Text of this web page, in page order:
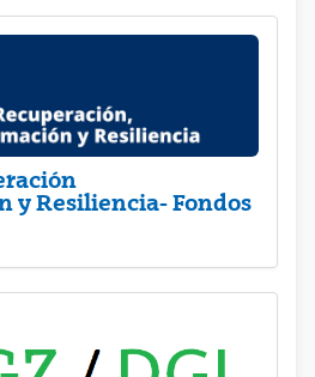
y Resiliencia- Fondos